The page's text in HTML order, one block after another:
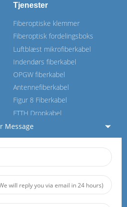
Tjenester
Fiberoptiske klemmer
Fiberoptisk fordelingsboks
Luftblæst mikrofiberkabel
Indendørs fiberkabel
OPGW fiberkabel
Antennefiberkabel
Figur 8 Fiberkabel
FTTH Dropkabel
ASU fiberkabel
ADSS-fiberkabel
Message